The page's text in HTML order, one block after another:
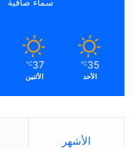
سماء صافية
35
℃
الأحد
37
℃
الأثنين
الأشهر